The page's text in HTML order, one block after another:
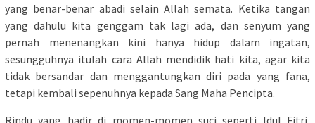
yang benar-benar abadi selain Allah semata. Ketika tangan
yang dahulu kita genggam tak lagi ada, dan senyum yang
pernah menenangkan kini hanya hidup dalam ingatan,
sesungguhnya itulah cara Allah mendidik hati kita, agar kita
tidak bersandar dan menggantungkan diri pada yang fana,
tetapi kembali sepenuhnya kepada Sang Maha Pencipta.
Rindu yang hadir di momen-momen suci seperti Idul Fitri,